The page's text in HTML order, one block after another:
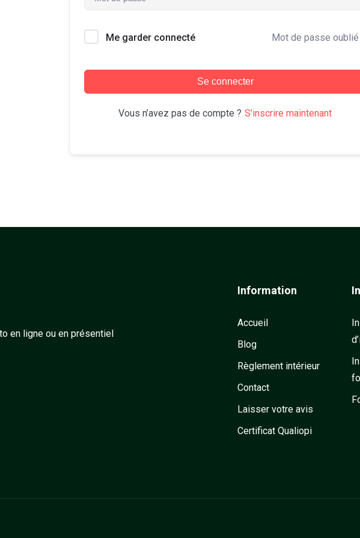
Me garder connecté Mot de passe oublié
Se connecter
Vous n’avez pas de compte ? S’inscrire maintenant
en ligne ou en présentiel
Information
Accueil
Blog
Règlement intérieur
Contact
Laisser votre avis
Certificat Qualiopi